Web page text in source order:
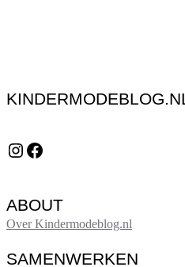
KINDERMODEBLOG.NL
Instagram Facebook
ABOUT
Over Kindermodeblog.nl
SAMENWERKEN